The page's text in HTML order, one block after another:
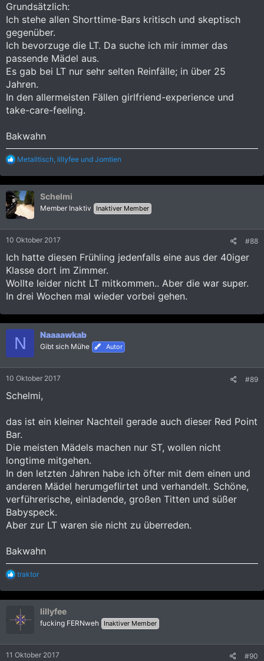
Grundsätzlich:
Ich stehe allen Shorttime-Bars kritisch und skeptisch
gegenüber.
Ich bevorzuge die LT. Da suche ich mir immer das
passende Mädel aus.
Es gab bei LT nur sehr selten Reinfälle; in über 25
Jahren.
In den allermeisten Fällen girlfriend-experience und
take-care-feeling.
Bakwahn
R
a
k
t
i
o
n
Metalltisch, lillyfee und Jomtien
Schelmi
Member Inaktiv Inaktiver Member
10 Oktober 2017 #88
Ich hatte diesen Frühling jedenfalls eine aus der 40iger
Klasse dort im Zimmer.
Wollte leider nicht LT mitkommen.. Aber die war super.
In drei Wochen mal wieder vorbei gehen.
N Naaaawkab
Gibt sich Mühe Autor
10 Oktober 2017 #89
Schelmi,
das ist ein kleiner Nachteil gerade auch dieser Red Point
Bar.
Die meisten Mädels machen nur ST, wollen nicht
longtime mitgehen.
In den letzten Jahren habe ich öfter mit dem einen und
anderen Mädel herumgeflirtet und verhandelt. Schöne,
verführerische, einladende, großen Titten und süßer
Babyspeck.
Aber zur LT waren sie nicht zu überreden.
Bakwahn
R
a
k
i
o
n
traktor
lillyfee
fucking FERNweh Inaktiver Member
11 Oktober 2017 #90